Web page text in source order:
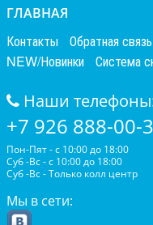
ГЛАВНАЯ
Контакты Обратная связь
NEW/Новинки
Система
Наши
+7 926 888-00-
Пон-Пят - с 10:00 до 18:00
Суб -Вс - с 10:00 до 18:00
Суб -Вс - Только колл центр
Мы в сети: